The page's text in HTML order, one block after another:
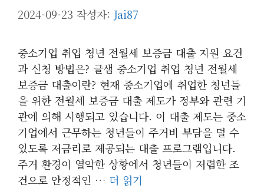
2024-09-23 작성자: Jai87
중소기업 취업 청년 전월세 보증금 대출 지원 요건
과 신청 방법은? 글샘 중소기업 취업 청년 전월세
보증금 대출이란? 현재 중소기업에 취업한 청년들
을 위한 전월세 보증금 대출 제도가 정부와 관련 기
관에 의해 시행되고 있습니다. 이 대출 제도는 중소
기업에서 근무하는 청년들이 주거비 부담을 덜 수
있도록 저금리로 제공되는 대출 프로그램입니다.
주거 환경이 열악한 상황에서 청년들이 저렴한 조
건으로 안정적인 … 더 읽기